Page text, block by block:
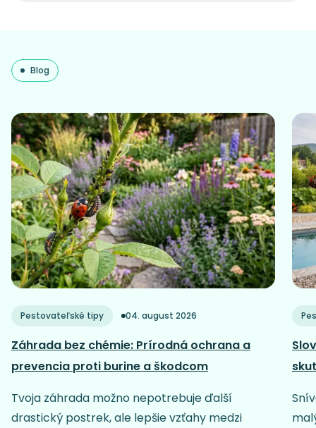
Blog
Pestovateľské tipy 04. august 2026
Záhrada bez chémie: Prírodná ochrana a
prevencia proti burine a škodcom
Tvoja záhrada možno nepotrebuje ďalší
drastický postrek, ale lepšie vzťahy medzi